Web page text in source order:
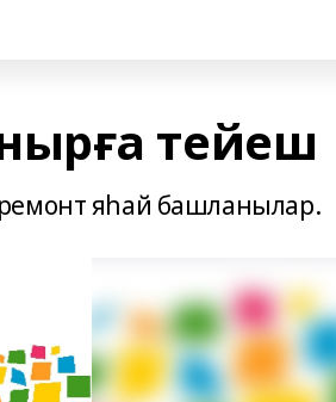
тейеш
яһай башланылар.